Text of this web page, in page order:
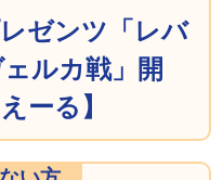
ゼンツ「レバ
ルカ戦」開
ーる】